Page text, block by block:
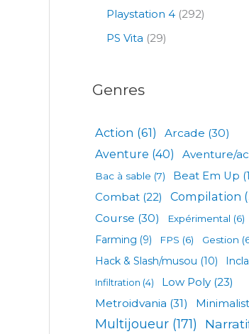
Playstation 4 (292)
PS Vita (29)
Genres
Action (61) Arcade (30)
Aventure (40) Aventure/
Bac à sable (7) Beat Em Up
Combat(22) Compilation
Course (30) Expérimental (6)
Farming (9) FPS (6) Gestion
Hack & Slash/musou (10)
Infiltration (4) Low Poly (23)
Metroidvania (31)
Multijoueur(171)